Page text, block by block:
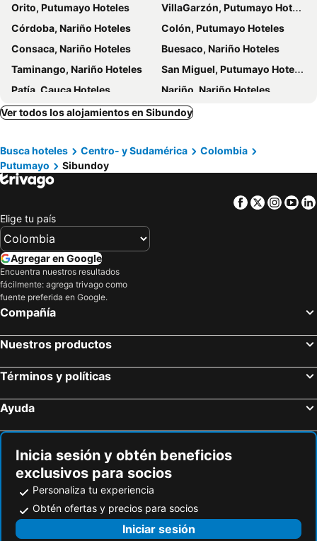
Orito, Putumayo Hoteles
VillaGarzón, Putumayo Hoteles
Córdoba, Nariño Hoteles
Colón, Putumayo Hoteles
Consaca, Nariño Hoteles
Buesaco, Nariño Hoteles
Taminango, Nariño Hoteles
San Miguel, Putumayo Hoteles
Patía, Cauca Hoteles
Nariño, Nariño Hoteles
Imues, Nariño Hoteles
San Sebastián, Cauca Hoteles
Albán, Nariño Hoteles
Sandoná, Nariño Hoteles
Puerto Guzmán, Putumayo Hoteles
Bolívar, Cauca Hoteles
Mercaderes, Cauca Hoteles
Corozal, Sucre Hoteles
Solano, Caquetá Hoteles
Curillo, Caquetá Hoteles
Cartagena, Bolívar Hoteles
San Andrés, San Andrés, Providencia and Santa Catalina Hoteles
Medellín, Antioquia Hoteles
Coveñas, Sucre Hoteles
Melgar, Tolima Hoteles
Ver todos los alojamientos en Sibundoy
Busca hoteles Centro- y Sudamérica
Colombia
Putumayo
Sibundoy
Facebook
Twitter
Elige tu país
Agregar en Google
Encuentra nuestros resultados
fácilmente: agrega trivago como
fuente preferida en Google.
Compañía
Nuestros productos
Términos y políticas
Ayuda
Inicia sesión y obtén beneficios
exclusivos para socios
Personaliza tu experiencia
Obtén ofertas y precios para socios
Iniciar sesión